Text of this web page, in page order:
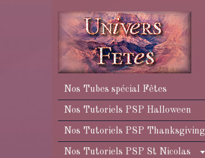
Nos Tubes spécial Fêtes
Nos Tutoriels PSP Halloween
Nos Tutoriels PSP Thanksgiving
Nos Tutoriels PSP St Nicolas